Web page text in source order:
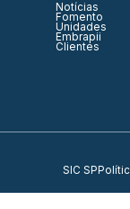
Notícias
Fomento
Unidades
Embrapii
Clientes
SIC SP